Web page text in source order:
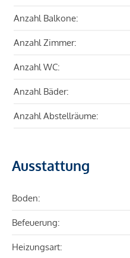
Anzahl Balkone:
Anzahl Zimmer:
Anzahl WC:
Anzahl Bäder:
Anzahl Abstellräume:
Ausstattung
Boden:
Befeuerung:
Heizungsart: